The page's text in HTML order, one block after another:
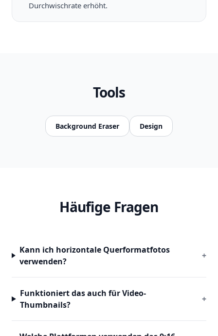
Durchwischrate erhöht.
Tools
Background Eraser Design
Häufige Fragen
Kann ich horizontale Querformatfotos
verwenden?
+
Funktioniert das auch für Video-
Thumbnails?
+